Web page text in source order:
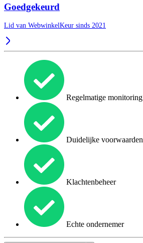
Goedgekeurd
Lid van WebwinkelKeur sinds 2021
Regelmatige monitoring
Duidelijke voorwaarden
Klachtenbeheer
Echte ondernemer